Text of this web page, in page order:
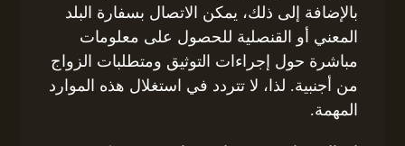
بالإضافة إلى ذلك، يمكن الاتصال بسفارة البلد
المعني أو القنصلية للحصول على معلومات
مباشرة حول إجراءات التوثيق ومتطلبات الزواج
من أجنبية. لذا، لا تتردد في استغلال هذه الموارد
المهمة.